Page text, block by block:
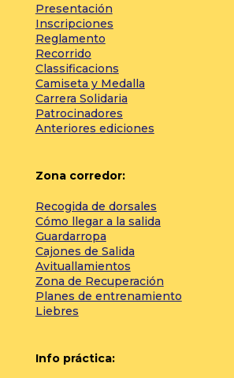
Presentación
Inscripciones
Reglamento
Recorrido
Classificacions
Camiseta y Medalla
Carrera Solidaria
Patrocinadores
Anteriores ediciones
Zona corredor:
Recogida de dorsales
Cómo llegar a la salida
Guardarropa
Cajones de Salida
Avituallamientos
Zona de Recuperación
Planes de entrenamiento
Liebres
Info práctica: